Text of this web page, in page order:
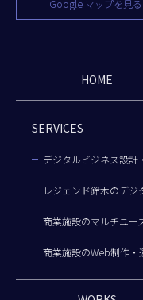
Google マップを見る
HOME
SERVICES
デジタルビジネス設計
レジェンド鈴木のデジ
商業施設のマルチユー
商業施設のWeb制作・